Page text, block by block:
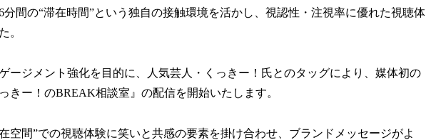
分間の“滞在時間”という独自の接触環境を活かし、視認性・注視率に優れた視聴体
。
ージメント強化を目的に、人気芸人・くっきー！氏とのタッグにより、媒体初の
きー！のBREAK相談室』の配信を開始いたします。
空間”での視聴体験に笑いと共感の要素を掛け合わせ、ブランドメッセージがよ